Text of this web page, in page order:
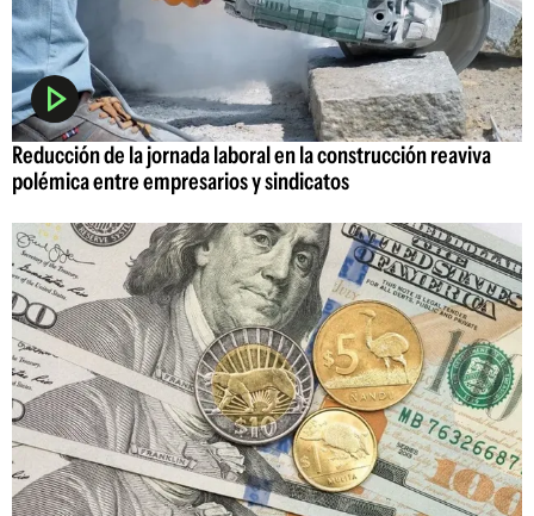
Reducción de la jornada laboral en la construcción reaviva
polémica entre empresarios y sindicatos